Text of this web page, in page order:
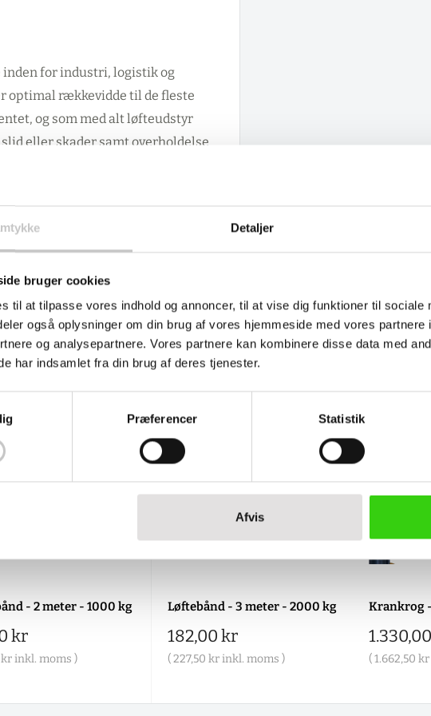
Detaljer
bruger cookies
til at tilpasse vores indhold og annoncer, til at vise dig funktioner til sociale
også oplysninger om din brug af vores hjemmeside med vores partnere
og analysepartnere. Vores partnere kan kombinere disse data med
har indsamlet fra din brug af deres tjenester.
Præferencer Statistik
Afvis
for industri, logistik og
optimal rækkevidde til de fleste
og som med alt løfteudstyr
eller skader samt overholdelse
konstruktion får du et
funktionalitet med den
kræver.
- 2 meter - 1000 kg
kr
krinkl. moms )
Løftebånd - 3 meter - 2000 kg
Salgspris
182,00 kr
(227,50 krinkl. moms )
Krankrog
(1.662,50 kr